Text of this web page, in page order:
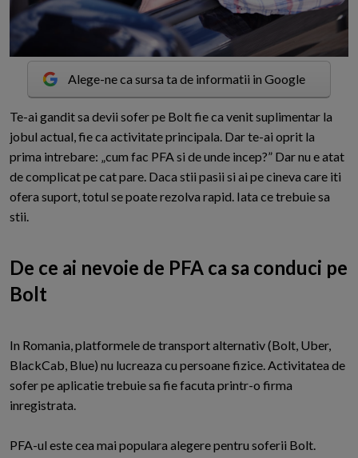
Alege-ne ca sursa ta de informatii in Google
Te-ai gandit sa devii sofer pe Bolt fie ca venit suplimentar la
jobul actual, fie ca activitate principala. Dar te-ai oprit la
prima intrebare: „cum fac PFA si de unde incep?” Dar nu e atat
de complicat pe cat pare. Daca stii pasii si ai pe cineva care iti
ofera suport, totul se poate rezolva rapid. Iata ce trebuie sa
stii.
De ce ai nevoie de PFA ca sa conduci pe
Bolt
In Romania, platformele de transport alternativ (Bolt, Uber,
BlackCab, Blue) nu lucreaza cu persoane fizice. Activitatea de
sofer pe aplicatie trebuie sa fie facuta printr-o firma
inregistrata.
PFA-ul este cea mai populara alegere pentru soferii Bolt.